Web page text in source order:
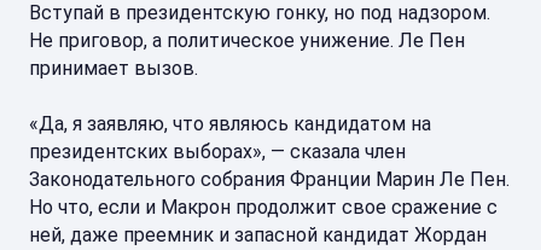
Вступай в президентскую гонку, но под надзором.
Не приговор, а политическое унижение. Ле Пен
принимает вызов.
«Да, я заявляю, что являюсь кандидатом на
президентских выборах», — сказала член
Законодательного собрания Франции Марин Ле Пен.
Но что, если и Макрон продолжит свое сражение с
ней, даже преемник и запасной кандидат Жордан